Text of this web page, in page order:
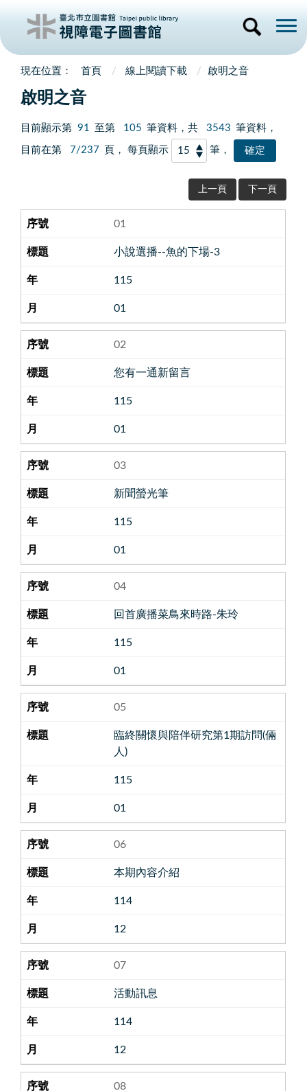
首頁 線上閱讀下載 啟明之音
啟明之音
目前顯示第 91 至第 105 筆資料，共 3543 筆資料，
目前在第 7/237 頁， 每頁顯示 筆，
上一頁 下一頁
01
小說選播--魚的下場-3
115
01
02
您有一通新留言
115
01
03
新聞螢光筆
115
01
04
回首廣播菜鳥來時路-朱玲
115
01
05
臨終關懷與陪伴研究第1期訪問(倆
人)
115
01
06
本期內容介紹
114
12
07
活動訊息
114
12
08